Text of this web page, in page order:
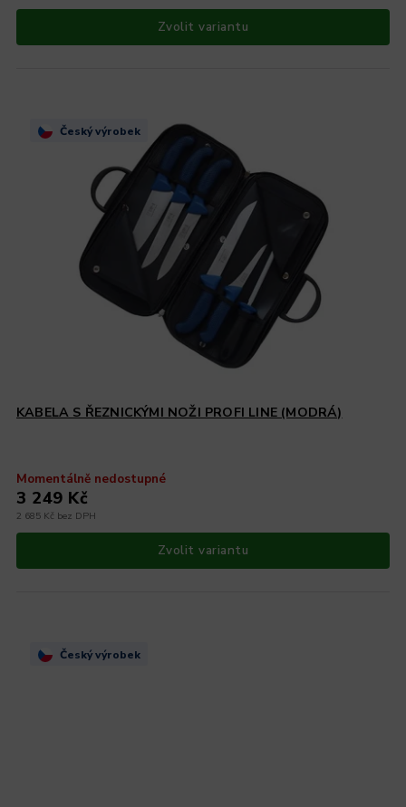
Zvolit variantu
Český výrobek
KABELA S ŘEZNICKÝMI NOŽI PROFI LINE (MODRÁ)
Momentálně nedostupné
2 685 Kč bez DPH
3 249 Kč
Zvolit variantu
Český výrobek